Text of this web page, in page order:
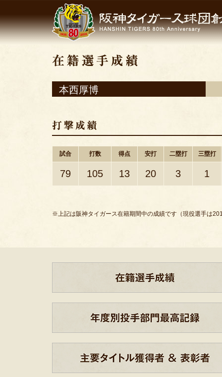
本西厚博
試合 打数 得点 安打 二塁打 三塁打
79 105 13 20 3 1
※上記は阪神タイガース在籍期間中の成績です（現役選手は